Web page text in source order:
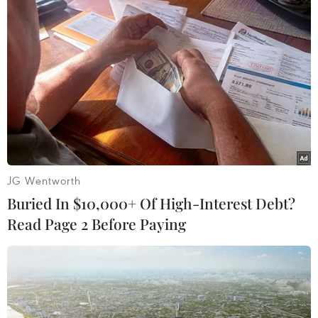
về tình trạng phá rừng pơmu xảy ra trong nhiều
năm liền tại lâm phần quản lý của Công ty
Trách nhiệm hữu hạn Một thành viên Lâm
nghiệp Krông Bông.
Điều đáng nói, hầu hết các vụ phá rừng pơmu
đều được khởi tố, điều tra nhưng đến nay
không có vụ việc nào tìm ra thủ phạm, dẫn đến
rừng pơmu liên tục bị “chảy máu” trong nhiều
năm qua./.
(TTXVN/Vietnam+)
JG Wentworth
Buried In $10,000+ Of High-Interest Debt?
Read Page 2 Before Paying